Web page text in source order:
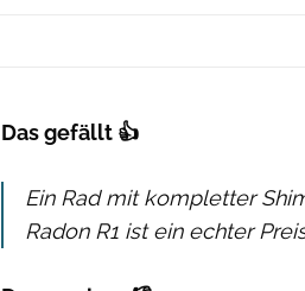
Das gefällt 👍
Ein Rad mit kompletter
Radon R1 ist ein echter